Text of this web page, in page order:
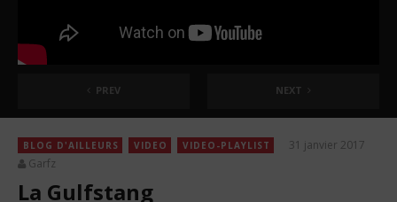
PREV NEXT
BLOG D'AILLEURS VIDEO VIDEO-PLAYLIST
31 janvier 2017
Garfz
La Gulfstang